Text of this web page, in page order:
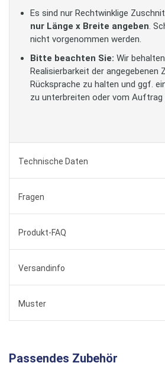
Es sind nur Rechtwinklige
nur Länge x Breite angeben.
nicht vorgenommen werden.
Bitte beachten Sie: Wir
Realisierbarkeit der angegebenen
Rücksprache zu halten und ggf.
zu unterbreiten oder vom
Technische Daten
Fragen
Produkt-FAQ
Versandinfo
Muster
Passendes Zubehör